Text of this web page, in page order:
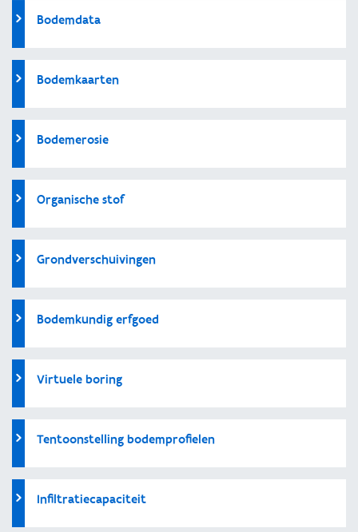
Bodemdata
Bodemkaarten
Bodemerosie
Organische stof
Grondverschuivingen
Bodemkundig erfgoed
Virtuele boring
Tentoonstelling bodemprofielen
Infiltratiecapaciteit